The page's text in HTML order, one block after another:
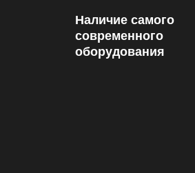
Наличие самого
современного
оборудования